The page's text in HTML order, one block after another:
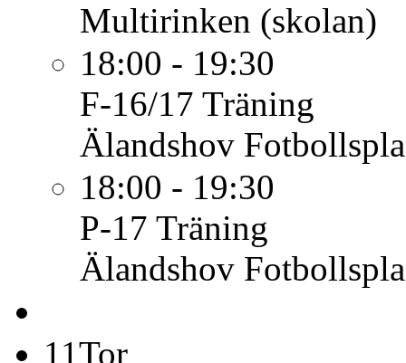
Multirinken (skolan)
18:00 - 19:30
F-16/17 Träning
Älandshov
18:00 - 19:30
P-17 Träning
Älandshov
11Tor